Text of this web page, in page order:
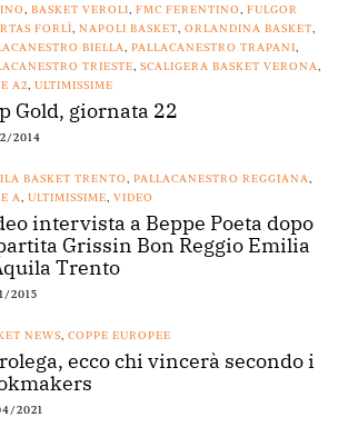
, BASKET VEROLI, FMC FERENTINO, FULGOR
FORLÌ, NAPOLI BASKET, ORLANDINA BASKET,
BIELLA, PALLACANESTRO TRAPANI,
TRIESTE, SCALIGERA BASKET VERONA,
A2, ULTIMISSIME
Gold, giornata 22
2014
BASKET TRENTO, PALLACANESTRO REGGIANA,
A, ULTIMISSIME, VIDEO
intervista a Beppe Poeta dopo
Grissin Bon Reggio Emilia
Trento
2015
NEWS, COPPE EUROPEE
ecco chi vincerà secondo i
2021